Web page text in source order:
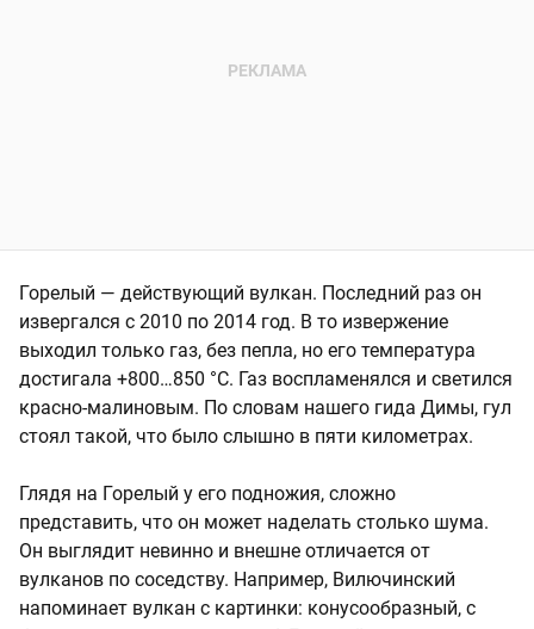
Горелый — действующий вулкан. Последний раз он
извергался с 2010 по 2014 год. В то извержение
выходил только газ, без пепла, но его температура
достигала +800…850 °C. Газ воспламенялся и светился
красно-малиновым. По словам нашего гида Димы, гул
стоял такой, что было слышно в пяти километрах.
Глядя на Горелый у его подножия, сложно
представить, что он может наделать столько шума.
Он выглядит невинно и внешне отличается от
вулканов по соседству. Например, Вилючинский
напоминает вулкан с картинки: конусообразный, с